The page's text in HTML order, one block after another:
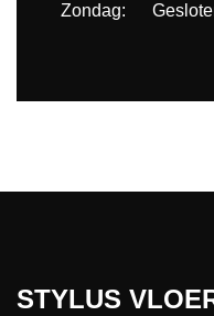
Zondag:
STYLUS